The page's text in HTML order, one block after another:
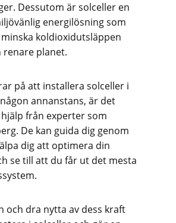
Dessutom är solceller en
energilösning som
koldioxidutsläppen
renare planet.
på att installera solceller i
annanstans, är det
från experter som
De kan guida dig genom
dig att optimera din
se till att du får ut det mesta
och dra nytta av dess kraft